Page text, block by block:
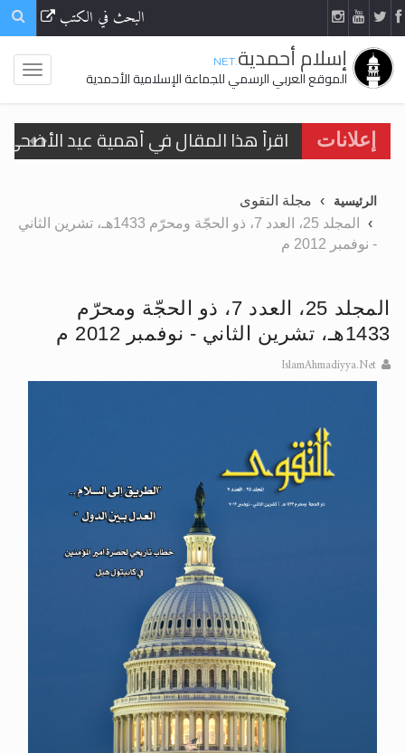
البحث في الكتب
إسلام أحمدية.NET
الموقع العربي الرسمي للجماعة الإسلامية الأحمدية
إعلانات
اقرأ هذا المقال في أهمية عيد
تعميم هامّ لأفراد الجماعة >> المزيد
تعميم هامّ لأفراد الجماعة >> المزيد
اقرأ هذا الكتاب وتعرّف على حقيقة
الحجّ.. دلالات، حِكم، وأهداف >> المزيد
اقرأ هذا المقال في أهمية عيد
الرئيسية
مجلة التقوى
المجلد 25، العدد 7، ذو الحجّة ومحرّم 1433هـ، تشرين الثاني
- نوفمبر 2012 م
المجلد 25، العدد 7، ذو الحجّة ومحرّم
1433هـ، تشرين الثاني - نوفمبر 2012 م
IslamAhmadiyya.Net